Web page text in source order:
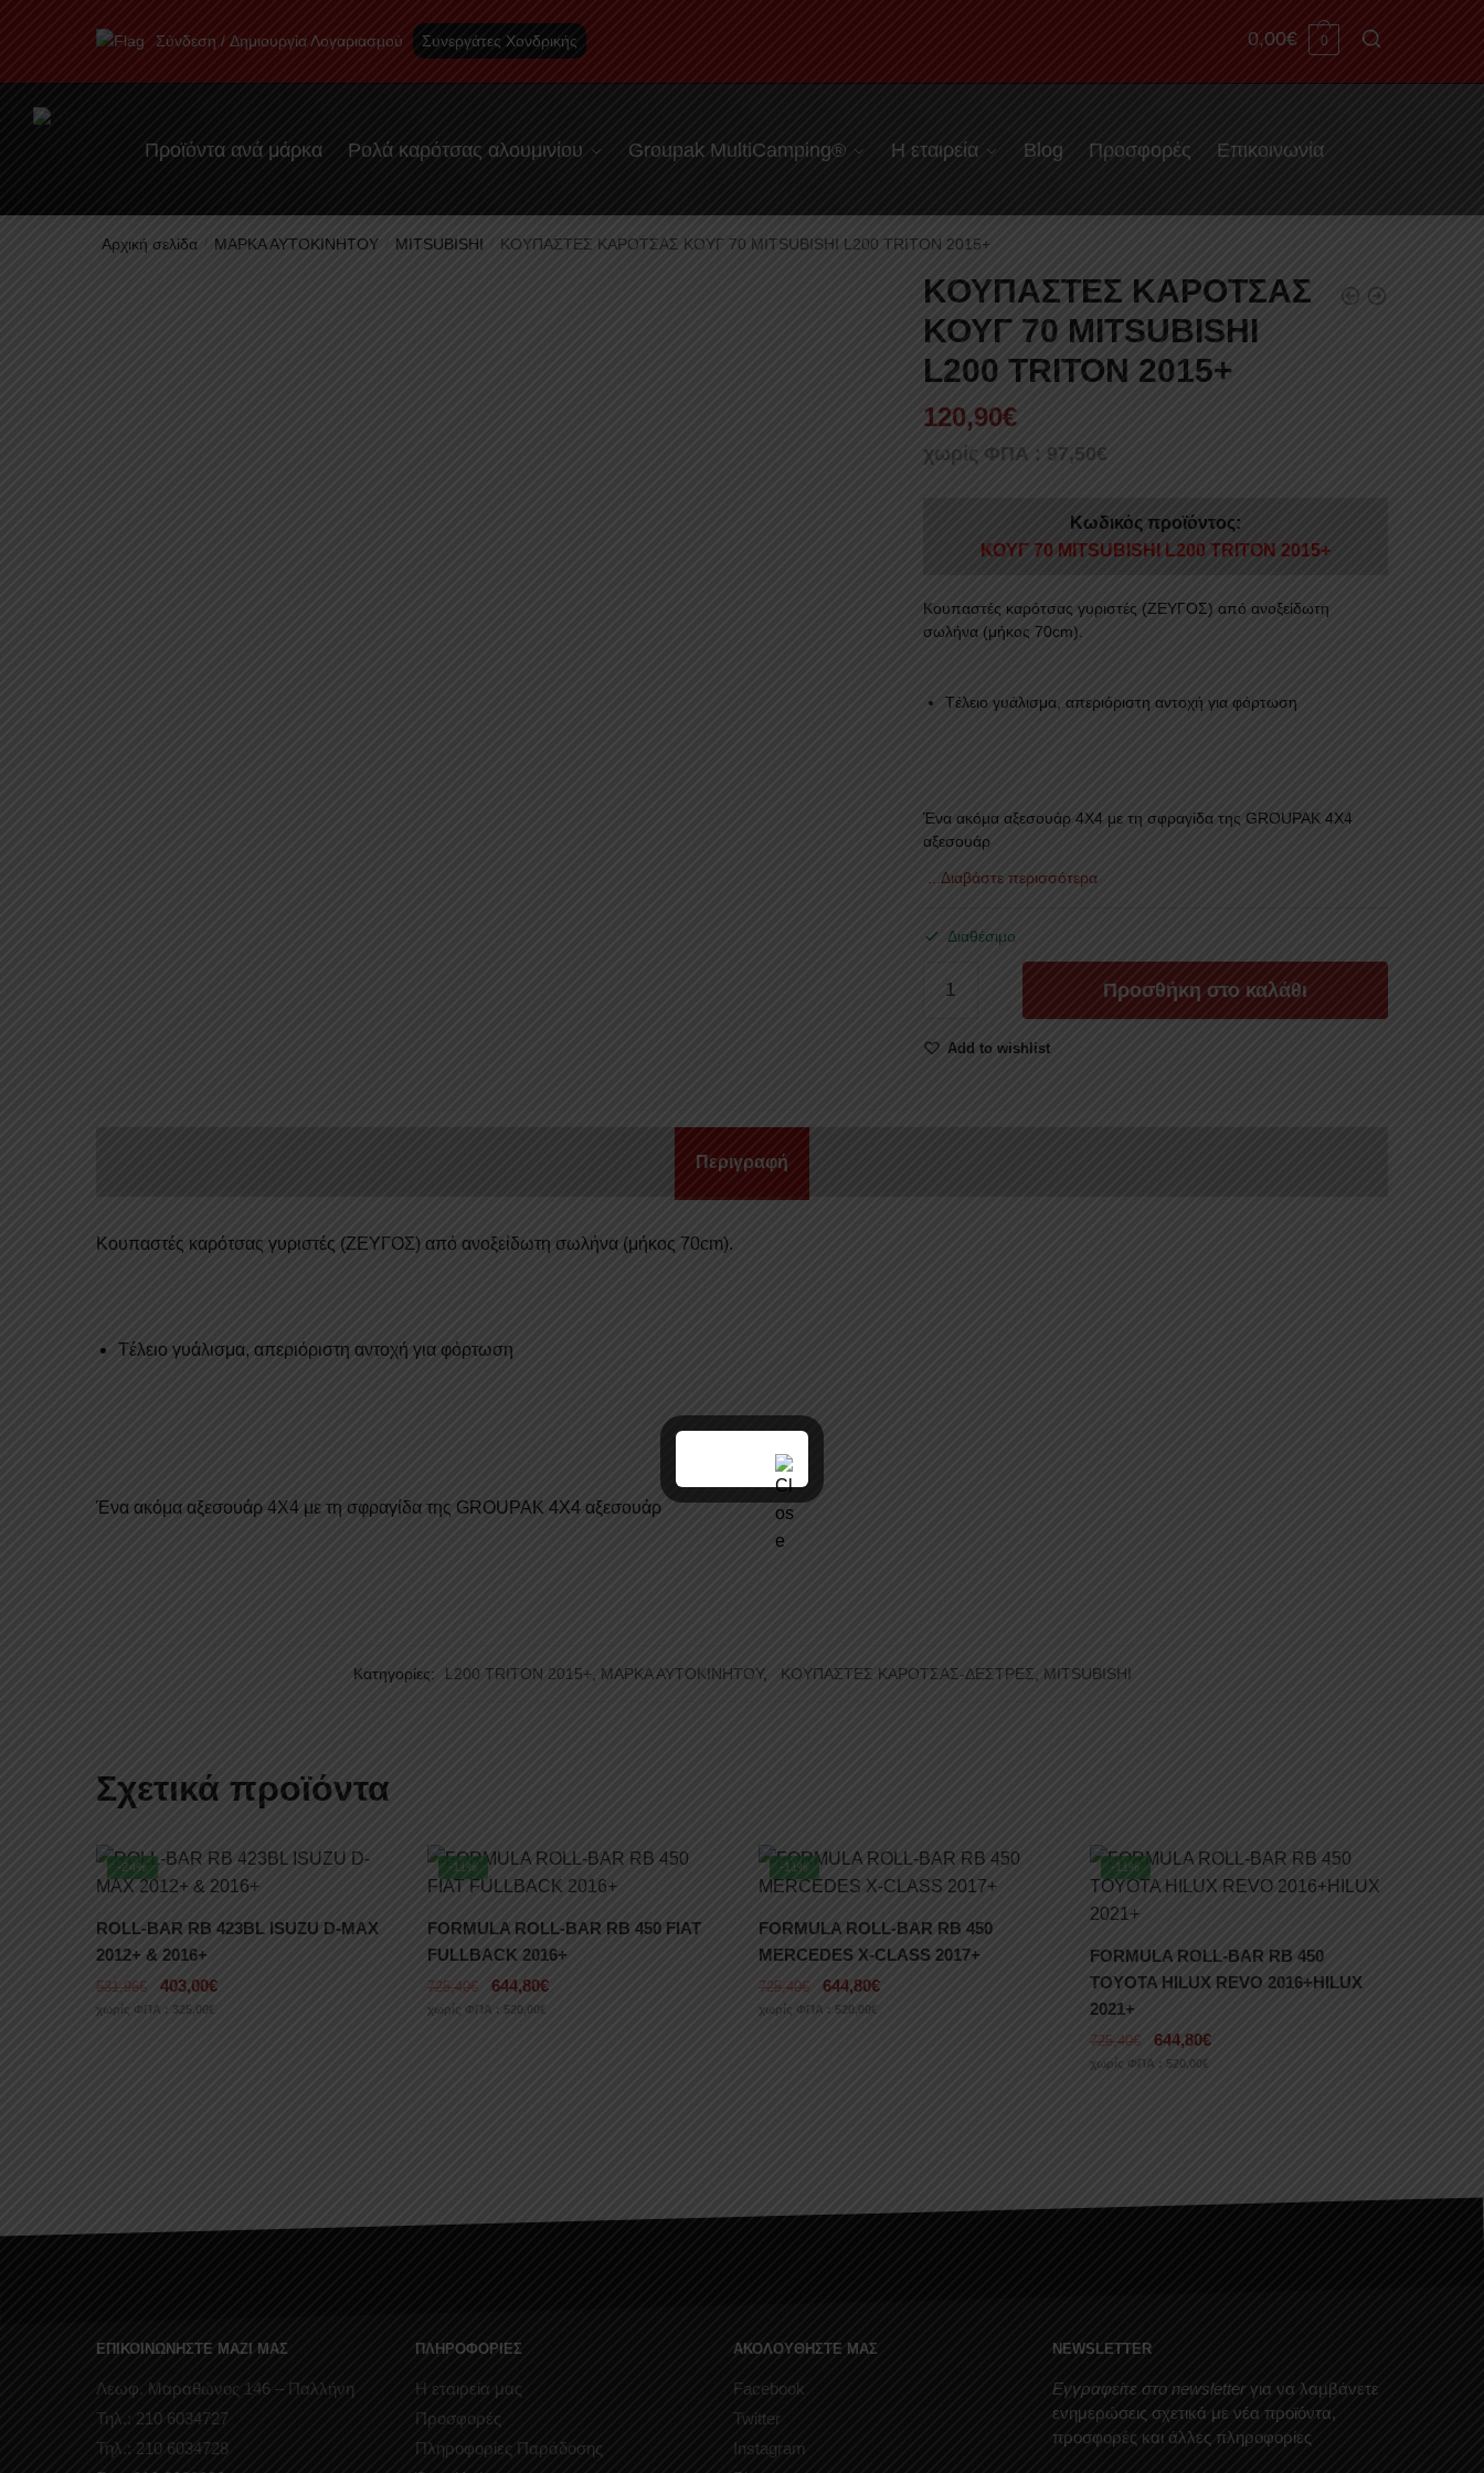
Σύνδεση Δημιουργία Λογαριασμού Συνεργάτες Χονδρικής 0,00€ 0
Προϊόντα ανά μάρκα Ρολά καρότσας αλουμινίου Groupak MultiCamping® Η εταιρεία Blog Προσφορές Επικοινωνία
Αρχική σελίδα ΜΑΡΚΑ ΑΥΤΟΚΙΝΗΤΟΥ MITSUBISHI ΚΟΥΠΑΣΤΕΣ ΚΑΡΟΤΣΑΣ ΚΟΥΓ 70 MITSUBISHI L200 TRITON 2015+
ΚΟΥΠΑΣΤΕΣ ΚΑΡΟΤΣΑΣ
ΚΟΥΓ 70 MITSUBISHI
L200 TRITON 2015+
120,90€
χωρίς ΦΠΑ : 97,50€
Κωδικός προϊόντος:
ΚΟΥΓ 70 MITSUBISHI L200 TRITON 2015+
Κουπαστές καρότσας γυριστές (ΖΕΥΓΟΣ) από ανοξείδωτη
σωλήνα (μήκος 70cm).
Tέλειο γυάλισμα, απεριόριστη αντοχή για φόρτωση
Ένα ακόμα αξεσουάρ 4X4 με τη σφραγίδα της GROUPAK 4Χ4
αξεσουάρ
...Διαβάστε περισσότερα
Διαθέσιμο
ΚΑΡΟΤΣΑΣ
70
Προσθήκη στο καλάθι
Add to wishlist
Περιγραφή
Κουπαστές καρότσας γυριστές (ΖΕΥΓΟΣ) από ανοξείδωτη σωλήνα (μήκος 70cm).
Tέλειο γυάλισμα, απεριόριστη αντοχή για φόρτωση
Ένα ακόμα αξεσουάρ 4X4 με τη σφραγίδα της GROUPAK 4Χ4 αξεσουάρ
Κατηγορίες: L200 TRITON 2015+, ΜΑΡΚΑ ΑΥΤΟΚΙΝΗΤΟΥ, ΚΟΥΠΑΣΤΕΣ ΚΑΡΟΤΣΑΣ-ΔΕΣΤΡΕΣ MITSUBISHI
Σχετικά προϊόντα
-24%
ROLL-BAR RB 423BL ISUZU D-MAX
2012+ & 2016+
531,96€ 403,00€
χωρίς ΦΠΑ : 325,00 €
-11%
FORMULA ROLL-BAR RB 450 FIAT
FULLBACK 2016+
725,40€ 644,80€
χωρίς ΦΠΑ : 520,00 €
-11%
FORMULA ROLL-BAR RB 450
MERCEDES X-CLASS 2017+
725,40€ 644,80€
χωρίς ΦΠΑ : 520,00 €
-11%
FORMULA ROLL-BAR RB 450
TOYOTA HILUX REVO 2016+HILUX
2021+
725,40€ 644,80€
χωρίς ΦΠΑ : 520,00€
ΕΠΙΚΟΙΝΩΝΗΣΤΕ ΜΑΖΙ ΜΑΣ
Λεωφ. Μαραθώνος 146 – Παλλήνη
Τηλ.: 210 6034727
Τηλ.: 210 6034728
ΠΛΗΡΟΦΟΡΙΕΣ
Η εταιρεία μας
Προσφορές
Πληροφορίες Παράδοσης
ΑΚΟΛΟΥΘΗΣΤΕ ΜΑΣ
Facebook
Twitter
Instagram
NEWSLETTER
Εγγραφείτε στο newsletterγια να λαμβάνετε
ενημερώσεις σχετικά με νέα προϊόντα,
προσφορές και άλλες πληροφορίες